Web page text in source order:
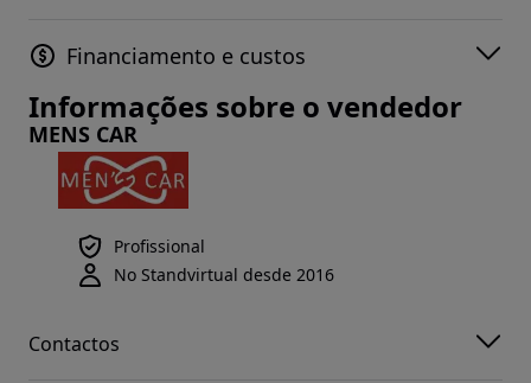
Financiamento e custos
Informações sobre o vendedor
MENS CAR
Profissional
No Standvirtual desde 2016
Contactos